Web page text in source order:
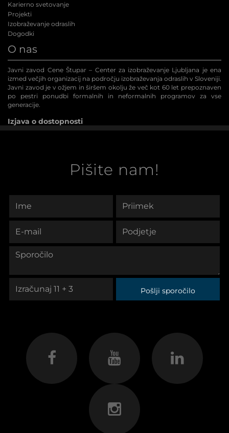
Karierno svetovanje
Projekti
Izobraževanje odraslih
Dogodki
O nas
Javni zavod Cene Štupar – Center za izobraževanje Ljubljana je ena
izmed večjih organizacij na področju izobraževanja odraslih v Sloveniji.
Javni zavod je v ožjem in širšem okolju že več kot 60 let prepoznaven
po pestri ponudbi formalnih in neformalnih programov za vse
generacije.
Izjava o dostopnosti
Pišite nam!
Pošlji sporočilo